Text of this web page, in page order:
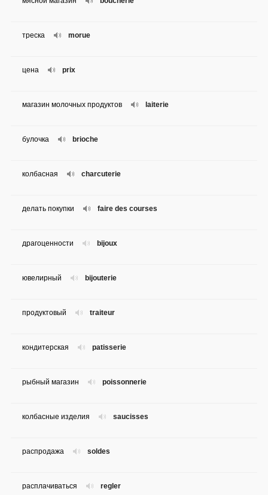
morue
треска
prix
цена
laiterie
магазин молочных продуктов
brioche
булочка
charcuterie
колбасная
faire des courses
делать покупки
bijoux
драгоценности
bijouterie
ювелирный
traiteur
продуктовый
patisserie
кондитерская
poissonnerie
рыбный магазин
saucisses
колбасные изделия
soldes
распродажа
regler
расплачиваться